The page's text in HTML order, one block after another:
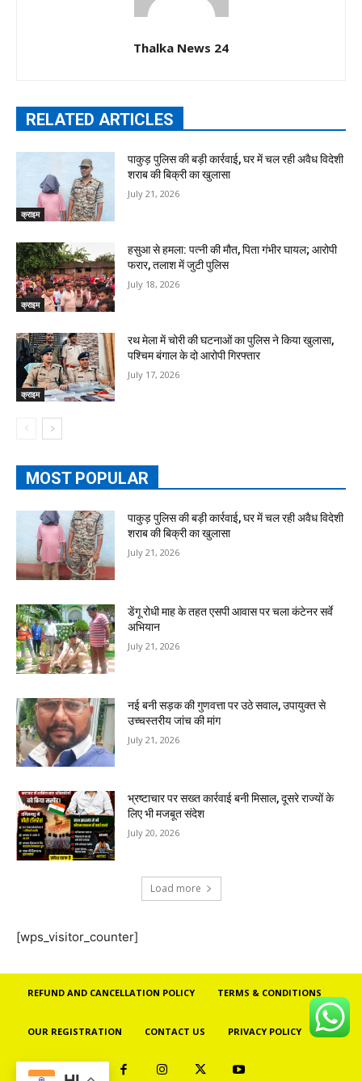
Thalka News 24
RELATED ARTICLES
क्राइम
पाकुड़ पुलिस की बड़ी कार्रवाई, घर में चल रही अवैध विदेशी
शराब की बिक्री का खुलासा
July 21, 2026
क्राइम
हसुआ से हमला: पत्नी की मौत, पिता गंभीर घायल; आरोपी
फरार, तलाश में जुटी पुलिस
July 18, 2026
क्राइम
रथ मेला में चोरी की घटनाओं का पुलिस ने किया खुलासा,
पश्चिम बंगाल के दो आरोपी गिरफ्तार
July 17, 2026
MOST POPULAR
पाकुड़ पुलिस की बड़ी कार्रवाई, घर में चल रही अवैध विदेशी
शराब की बिक्री का खुलासा
July 21, 2026
डेंगू रोधी माह के तहत एसपी आवास पर चला कंटेनर सर्वे
अभियान
July 21, 2026
नई बनी सड़क की गुणवत्ता पर उठे सवाल, उपायुक्त से
उच्चस्तरीय जांच की मांग
July 21, 2026
भ्रष्टाचार पर सख्त कार्रवाई बनी मिसाल, दूसरे राज्यों के
लिए भी मजबूत संदेश
July 20, 2026
Load more
[wps_visitor_counter]
REFUND AND CANCELLATION POLICY TERMS & CONDITIONS
OUR REGISTRATION CONTACT US PRIVACY POLICY